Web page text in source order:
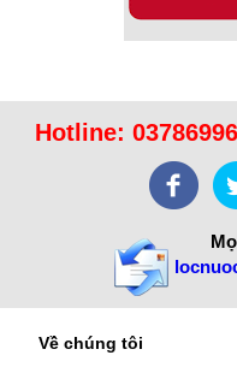
Hotline:
Về chúng tôi